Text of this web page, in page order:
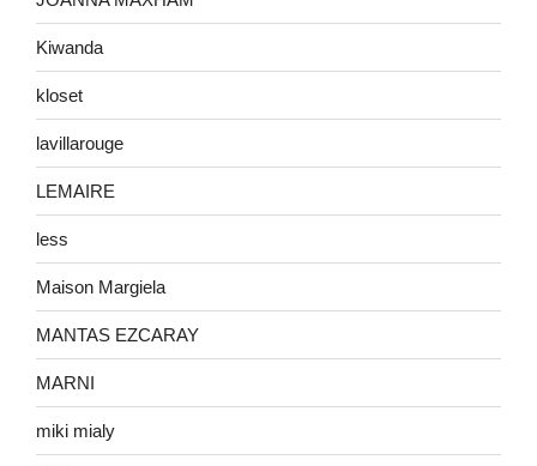
Kiwanda
kloset
lavillarouge
LEMAIRE
less
Maison Margiela
MANTAS EZCARAY
MARNI
miki mialy